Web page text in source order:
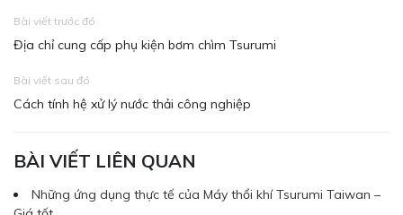
Bài viết trước đó
Địa chỉ cung cấp phụ kiện bơm chìm Tsurumi
Bài viết sau đó
Cách tính hệ xử lý nước thải công nghiệp
BÀI VIẾT LIÊN QUAN
Những ứng dụng thực tế của Máy thổi khí Tsurumi Taiwan –